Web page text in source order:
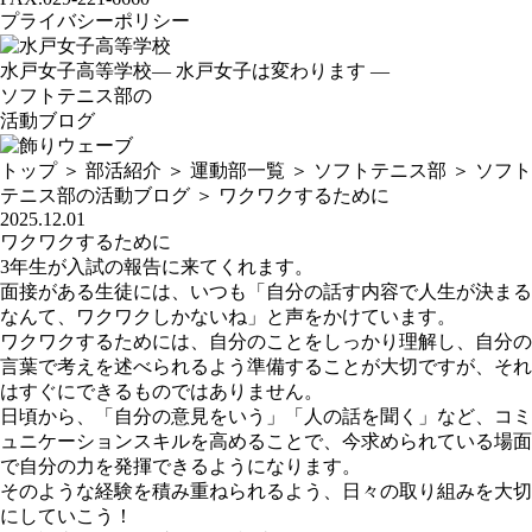
プライバシーポリシー
水戸女子高等学校— 水戸女子は変わります —
ソフトテニス部の
活動ブログ
トップ ＞ 部活紹介 ＞ 運動部一覧 ＞ ソフトテニス部 ＞ ソフト
テニス部の活動ブログ ＞ ワクワクするために
2025.12.01
ワクワクするために
3年生が入試の報告に来てくれます。
面接がある生徒には、いつも「自分の話す内容で人生が決まる
なんて、ワクワクしかないね」と声をかけています。
ワクワクするためには、自分のことをしっかり理解し、自分の
言葉で考えを述べられるよう準備することが大切ですが、それ
はすぐにできるものではありません。
日頃から、「自分の意見をいう」「人の話を聞く」など、コミ
ュニケーションスキルを高めることで、今求められている場面
で自分の力を発揮できるようになります。
そのような経験を積み重ねられるよう、日々の取り組みを大切
にしていこう！